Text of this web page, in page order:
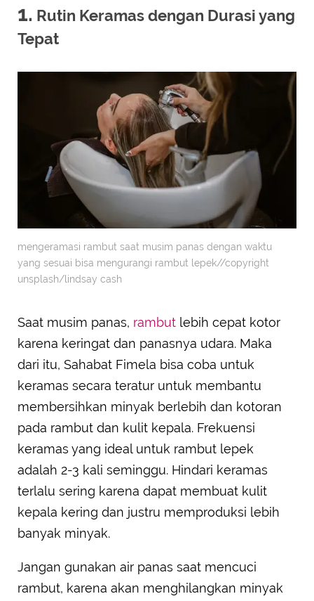
1. Rutin Keramas dengan Durasi yang
Tepat
mengeramasi rambut saat musim panas dengan waktu
yang sesuai bisa mengurangi rambut lepek//copyright
unsplash/lindsay cash
Saat musim panas, rambut lebih cepat kotor
karena keringat dan panasnya udara. Maka
dari itu, Sahabat Fimela bisa coba untuk
keramas secara teratur untuk membantu
membersihkan minyak berlebih dan kotoran
pada rambut dan kulit kepala. Frekuensi
keramas yang ideal untuk rambut lepek
adalah 2-3 kali seminggu. Hindari keramas
terlalu sering karena dapat membuat kulit
kepala kering dan justru memproduksi lebih
banyak minyak.
Jangan gunakan air panas saat mencuci
rambut, karena akan menghilangkan minyak